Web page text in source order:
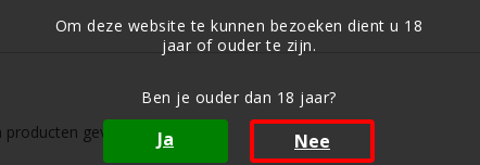
Om deze website te kunnen bezoeken dient u 18
jaar of ouder te zijn.
Ben je ouder dan 18 jaar?
Ja Nee
producten gevonden!...